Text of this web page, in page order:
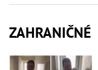
ZAHRANIČNÉ